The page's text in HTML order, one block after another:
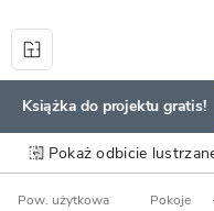
Książka do projektu gratis!
Pokaż odbicie
Pow. użytkowa Pokoje